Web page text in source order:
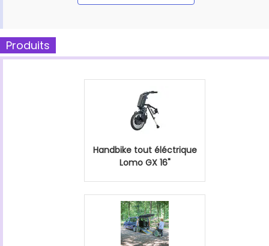
Produits
Handbike tout éléctrique
Lomo GX 16"